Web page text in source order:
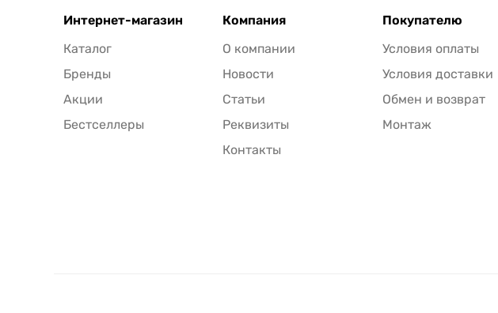
Интернет-магазин
Каталог
Бренды
Акции
Бестселлеры
Компания
О компании
Новости
Статьи
Реквизиты
Контакты
Покупателю
Условия оплаты
Условия доставки
Обмен и возврат
Монтаж